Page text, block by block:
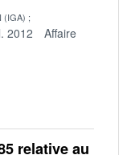
(IGA)
2012
Affaire
relative au